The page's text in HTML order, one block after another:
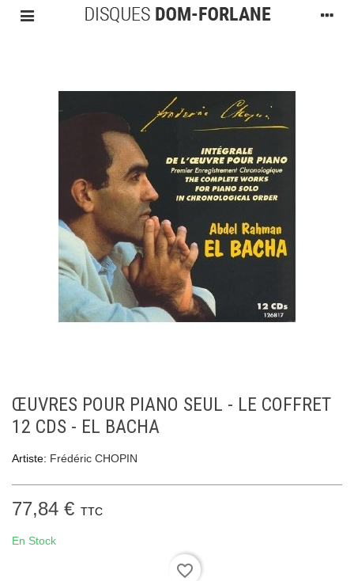
ŒUVRES POUR PIANO SEUL - LE COFFRET
12 CDS - EL BACHA
Artiste: Frédéric CHOPIN
77,84 € TTC
En Stock
favorite_border